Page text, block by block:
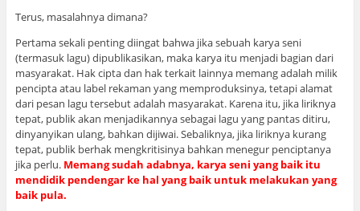
Terus, masalahnya dimana?
Pertama sekali penting diingat bahwa jika sebuah karya seni
(termasuk lagu) dipublikasikan, maka karya itu menjadi bagian dari
masyarakat. Hak cipta dan hak terkait lainnya memang adalah milik
pencipta atau label rekaman yang memproduksinya, tetapi alamat
dari pesan lagu tersebut adalah masyarakat. Karena itu, jika liriknya
tepat, publik akan menjadikannya sebagai lagu yang pantas ditiru,
dinyanyikan ulang, bahkan dijiwai. Sebaliknya, jika liriknya kurang
tepat, publik berhak mengkritisinya bahkan menegur penciptanya
jika perlu. Memang sudah adabnya, karya seni yang baik itu
mendidik pendengar ke hal yang baik untuk melakukan yang
baik pula.